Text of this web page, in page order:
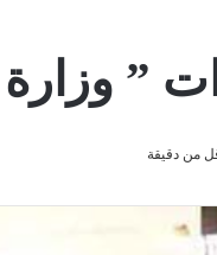
” وزارة
من دقيقة